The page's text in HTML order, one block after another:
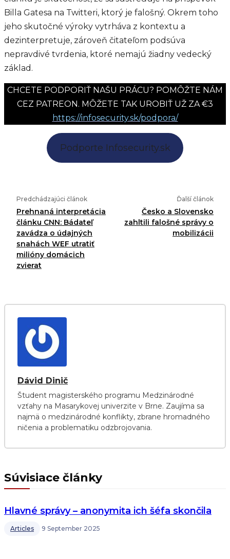
Billa Gatesa na Twitteri, ktorý je falošný. Okrem toho
jeho skutočné výroky vytrháva z kontextu a
dezinterpretuje, zároveň čitateľom podsúva
nepravdivé tvrdenia, ktoré nemajú žiadny vedecký
základ.
CHCETE PODPORIŤ NAŠU PRÁCU? POMÔŽTE NÁM
CEZ PATREON. MÔŽETE TAK UROBIŤ UŽ ZA €3
https://infosecurity.sk/podpora/
Podporte Infosecurity.sk
Predchádzajúci článok
Prehnaná interpretácia
článku CNN: Bádateľ
zavádza o údajných
snahách WEF utratiť
milióny domácich
zvierat
Ďalší článok
Česko a Slovensko
zahltili falošné správy o
mobilizácii
Dávid Dinič
Študent magisterského programu Medzinárodné
vzťahy na Masarykovej univerzite v Brne. Zaujíma sa
najmä o medzinárodné konflikty, zbrane hromadného
ničenia a problematiku odzbrojovania.
Súvisiace články
Hlavné správy – anonymita ich šéfa skončila
Articles 9 September 2025